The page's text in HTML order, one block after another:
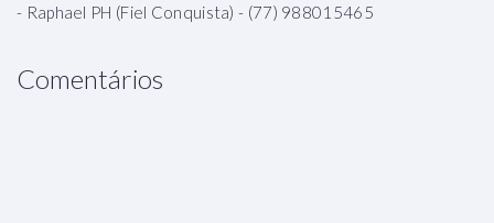
- Raphael PH (Fiel Conquista) - (77) 988015465
Comentários